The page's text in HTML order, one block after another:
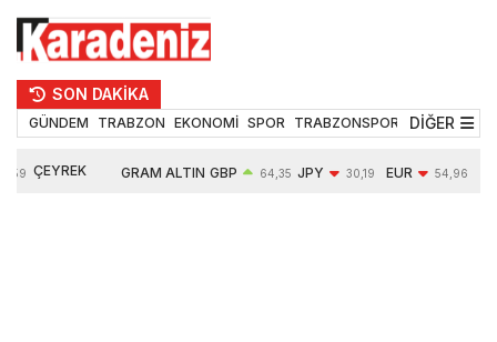
SON DAKİKA
GÜNDEM TRABZON EKONOMİ SPOR TRABZONSPOR TEKNOLOJİ
DİĞER
ÇEYREK GRAM ALTIN GBP 64,35 JPY 30,19 EUR 54,96 USD